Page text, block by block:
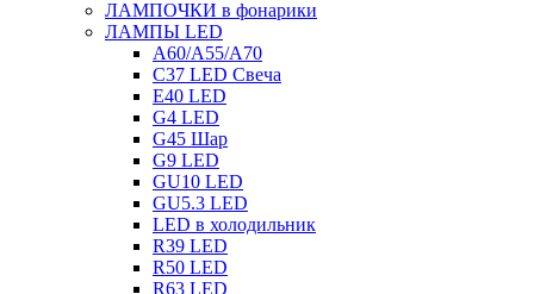
ЛАМПОЧКИ в фонарики
ЛАМПЫ LED
A60/A55/A70
C37 LED Свеча
E40 LED
G4 LED
G45 Шар
G9 LED
GU10 LED
GU5.3 LED
LED в холодильник
R39 LED
R50 LED
R63 LED